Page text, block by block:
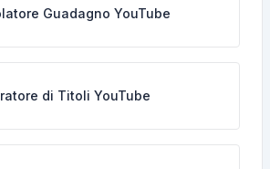
Guadagno YouTube
di Titoli YouTube